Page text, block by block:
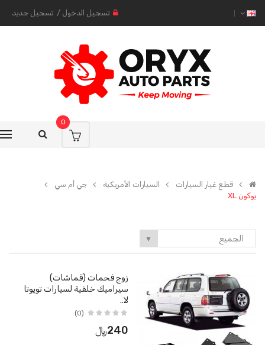
تسجيل الدخول / تسجيل جديد
0
قطع غيار السيارات السيارات الأمريكية
جي أم سي
يوكون XL
الجميع ▼
زوج فحمات (قماشات)
سيراميك خلفية لسيارات تويوتا
لا..
(0)
240﷼